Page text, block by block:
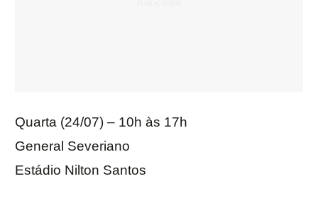
Quarta (24/07) – 10h às 17h
General Severiano
Estádio Nilton Santos